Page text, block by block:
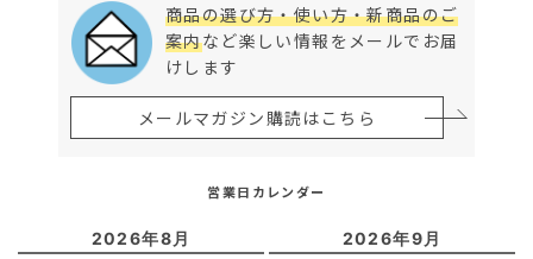
商品の選び方・使い方・新商品のご
案内など楽しい情報をメールでお届
けします
メールマガジン購読はこちら
営業日カレンダー
2026年8月 2026年9月